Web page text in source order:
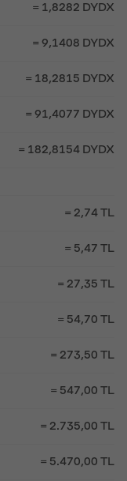
= 1,8282 DYDX
= 9,1408 DYDX
= 18,2815 DYDX
= 91,4077 DYDX
= 182,8154 DYDX
= 2,74 TL
= 5,47 TL
= 27,35 TL
= 54,70 TL
= 273,50 TL
= 547,00 TL
= 2.735,00 TL
= 5.470,00 TL